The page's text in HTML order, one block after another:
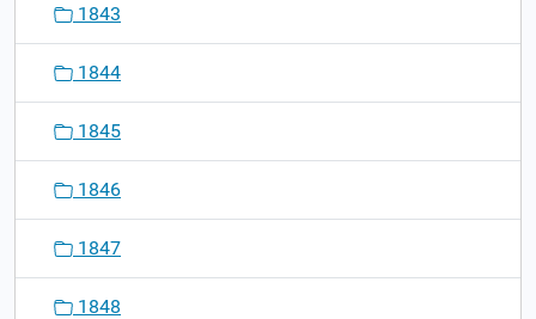
1843
1844
1845
1846
1847
1848